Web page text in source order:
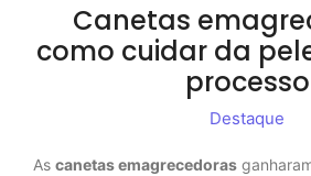
Canetas
como cuidar da
processo
Destaque
As canetas emagrecedoras